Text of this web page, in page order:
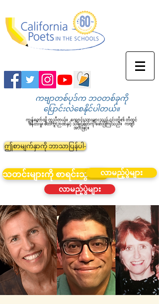
ကဗျာတစ်ပုဒ်က ဘဝတစ်ခုကို
ပြောင်းလဲစေနိုင်ပါတယ်။
ကျွန်တော်တို့ ကူညီတယ်။ ကျောင်းသားများသည် ၎င်းတို့၏ တီထွင်
ဖန်တီးမှု၊ စိတ်ကူးဉာဏ်နှင့် သိချင်စိတ်ကို ဖော်ပြကြသည်။ ကဗျာ
အားဖြင့်။
ဤစာမျက်နှာကို ဘာသာပြန်ပါ-
သတင်းများကို စာရင်းသွင်းပါ။လာမည့်ပွဲများ
လာမည့်ပွဲများ